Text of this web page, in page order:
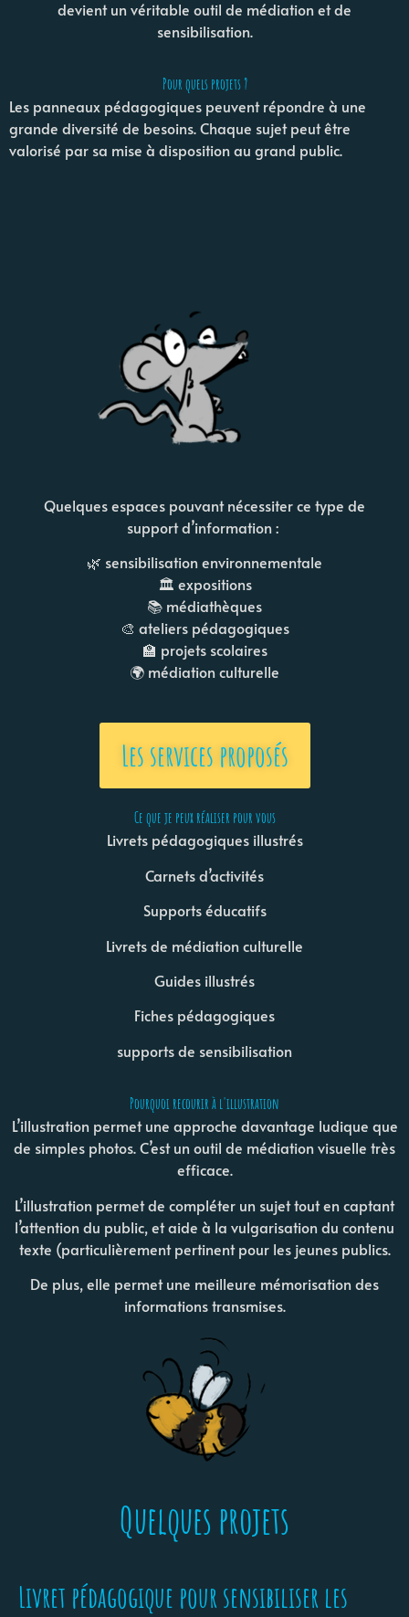
devient un véritable outil de médiation et de
sensibilisation.
Pour quels projets ?
Les panneaux pédagogiques peuvent répondre à une
grande diversité de besoins. Chaque sujet peut être
valorisé par sa mise à disposition au grand public.
Quelques espaces pouvant nécessiter ce type de
support d’information :
🌿 sensibilisation environnementale
🏛 expositions
📚 médiathèques
🎨 ateliers pédagogiques
🏫 projets scolaires
🌍 médiation culturelle
Les services proposés
Ce que je peux réaliser pour vous
Livrets pédagogiques illustrés
Carnets d’activités
Supports éducatifs
Livrets de médiation culturelle
Guides illustrés
Fiches pédagogiques
supports de sensibilisation
Pourquoi recourir à l'illustration
L’illustration permet une approche davantage ludique que
de simples photos. C’est un outil de médiation visuelle très
efficace.
L’illustration permet de compléter un sujet tout en captant
l’attention du public, et aide à la vulgarisation du contenu
texte (particulièrement pertinent pour les jeunes publics.
De plus, elle permet une meilleure mémorisation des
informations transmises.
Quelques projets
Livret pédagogique pour sensibiliser les